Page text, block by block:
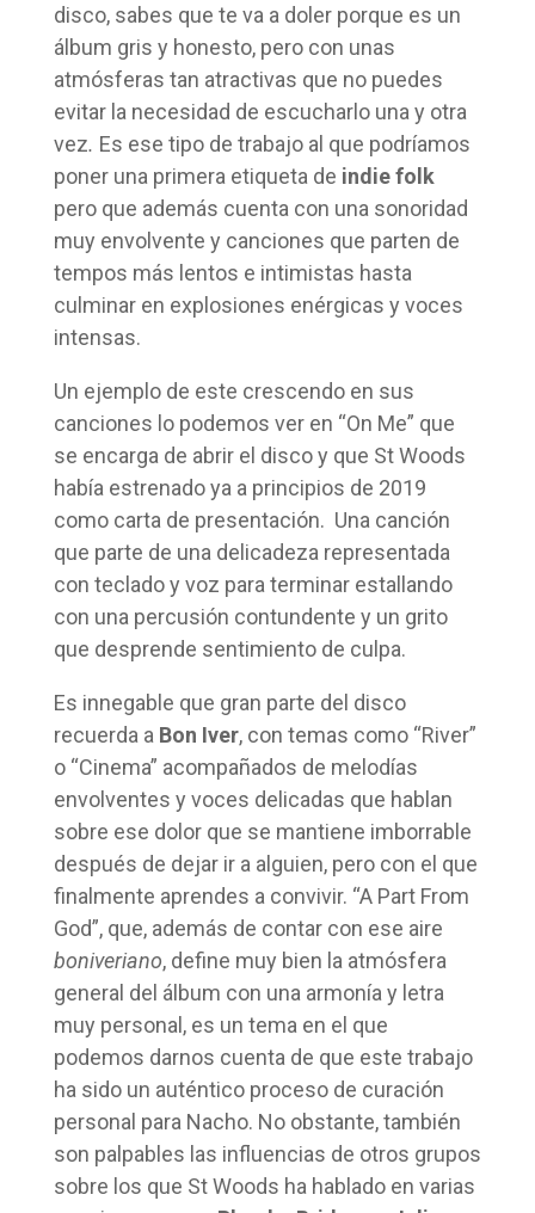
disco, sabes que te va a doler porque es un
álbum gris y honesto, pero con unas
atmósferas tan atractivas que no puedes
evitar la necesidad de escucharlo una y otra
vez. Es ese tipo de trabajo al que podríamos
poner una primera etiqueta de indie folk
pero que además cuenta con una sonoridad
muy envolvente y canciones que parten de
tempos más lentos e intimistas hasta
culminar en explosiones enérgicas y voces
intensas.
Un ejemplo de este crescendo en sus
canciones lo podemos ver en “On Me” que
se encarga de abrir el disco y que St Woods
había estrenado ya a principios de 2019
como carta de presentación. Una canción
que parte de una delicadeza representada
con teclado y voz para terminar estallando
con una percusión contundente y un grito
que desprende sentimiento de culpa.
Es innegable que gran parte del disco
recuerda a Bon Iver, con temas como “River”
o “Cinema” acompañados de melodías
envolventes y voces delicadas que hablan
sobre ese dolor que se mantiene imborrable
después de dejar ir a alguien, pero con el que
finalmente aprendes a convivir. “A Part From
God”, que, además de contar con ese aire
boniveriano, define muy bien la atmósfera
general del álbum con una armonía y letra
muy personal, es un tema en el que
podemos darnos cuenta de que este trabajo
ha sido un auténtico proceso de curación
personal para Nacho. No obstante, también
son palpables las influencias de otros grupos
sobre los que St Woods ha hablado en varias